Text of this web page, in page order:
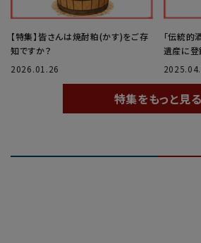
【特集】皆さんは焼酎粕(かす)をご存
知ですか？
2026.01.26
「伝統的
遺産に登
特集をもっと見る